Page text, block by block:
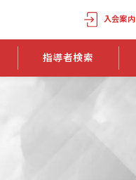
入会案内
指導者検索
学会誌